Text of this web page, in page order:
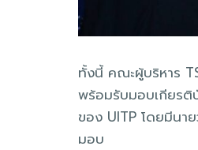
ทั้งนี้ คณะผู้บริหาร
พร้อมรับมอบเกียรติ
ของ UITP โดยมีนา
มอบ